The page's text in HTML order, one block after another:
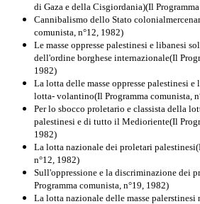
di Gaza e della Cisgiordania)(Il
Cannibalismo dello Stato
comunista, n°12, 1982)
Le masse oppresse palestinesi e libanesi
dell'ordine borghese internazionale(Il
1982)
La lotta delle masse oppresse palestinesi e
lotta- volantino(Il Programma comunista,
Per lo sbocco proletario e classista della
palestinesi e di tutto il Medioriente(Il
1982)
La lotta nazionale dei proletari
n°12, 1982)
Sull'oppressione e la discriminazione dei
Programma comunista, n°19, 1982)
La lotta nazionale delle masse